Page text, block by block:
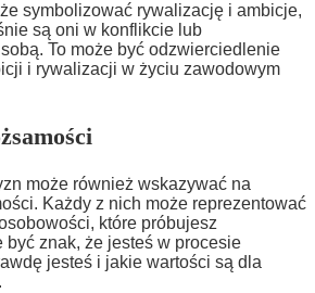
symbolizować rywalizację i ambicje,
są oni w konflikcie lub
To może być odzwierciedlenie
i rywalizacji w życiu zawodowym
może również wskazywać na
Każdy z nich może reprezentować
które próbujesz
być znak, że jesteś w procesie
jesteś i jakie wartości są dla